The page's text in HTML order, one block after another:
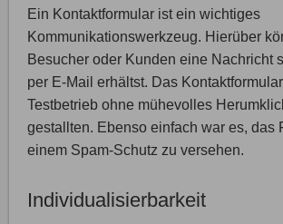
Ein Kontaktformular ist ein wichtiges
Kommunikationswerkzeug. Hierüber
Besucher oder Kunden eine Nachricht
per E-Mail erhältst. Das
Testbetrieb ohne mühevolles
gestallten. Ebenso einfach war es, das
einem Spam-Schutz zu versehen.
Individualisierbarkeit